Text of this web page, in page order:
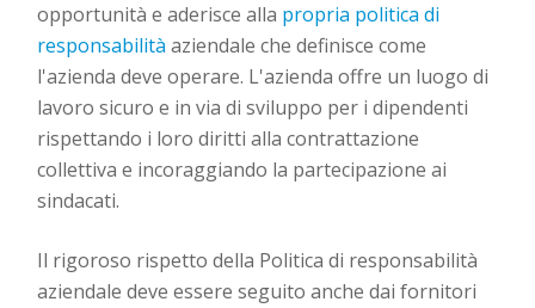
opportunità e aderisce alla propria politica di
responsabilità aziendale che definisce come
l'azienda deve operare. L'azienda offre un luogo di
lavoro sicuro e in via di sviluppo per i dipendenti
rispettando i loro diritti alla contrattazione
collettiva e incoraggiando la partecipazione ai
sindacati.
Il rigoroso rispetto della Politica di responsabilità
aziendale deve essere seguito anche dai fornitori